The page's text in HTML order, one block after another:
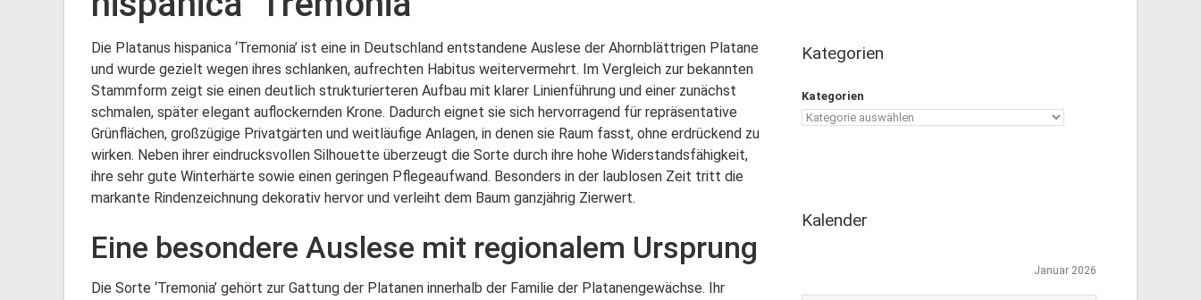
Die Platanus hispanica ‘Tremonia’ ist eine in Deutschland entstandene Auslese der Ahornblättrigen Platane
und wurde gezielt wegen ihres schlanken, aufrechten Habitus weitervermehrt. Im Vergleich zur bekannten
Stammform zeigt sie einen deutlich strukturierteren Aufbau mit klarer Linienführung und einer zunächst
schmalen, später elegant auflockernden Krone. Dadurch eignet sie sich hervorragend für repräsentative
Grünflächen, großzügige Privatgärten und weitläufige Anlagen, in denen sie Raum fasst, ohne erdrückend zu
wirken. Neben ihrer eindrucksvollen Silhouette überzeugt die Sorte durch ihre hohe Widerstandsfähigkeit,
ihre sehr gute Winterhärte sowie einen geringen Pflegeaufwand. Besonders in der laublosen Zeit tritt die
markante Rindenzeichnung dekorativ hervor und verleiht dem Baum ganzjährig Zierwert.
Eine besondere Auslese mit regionalem Ursprung
Die Sorte ‘Tremonia’ gehört zur Gattung der Platanen innerhalb der Familie der Platanengewächse. Ihr
Kategorien
Kategorien
Kalender
Januar 2026